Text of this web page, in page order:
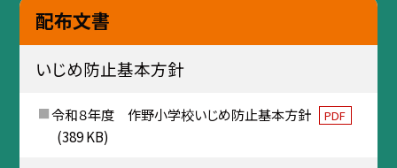
配布文書
いじめ防止基本方針
令和８年度 作野小学校いじめ防止基本方針 PDF
(389 KB)